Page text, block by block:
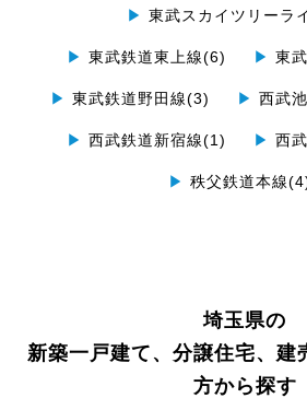
▶ 東武スカイツリーラ
▶ 東武鉄道東上線(6) ▶ 東
▶ 東武鉄道野田線(3) ▶ 西武
▶ 西武鉄道新宿線(1) ▶ 西
▶ 秩父鉄道本線
埼玉県の
新築一戸建て、分譲住宅、建
方から探す